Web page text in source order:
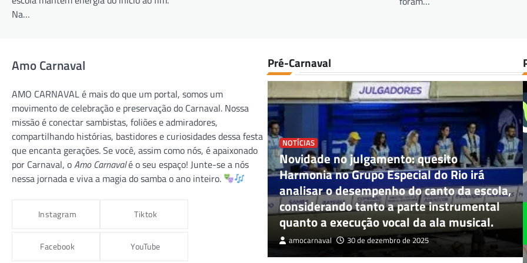
Na…
Amo Carnaval
AMO CARNAVAL é mais do que um portal, somos um
movimento de celebração e preservação do Carnaval. Nossa
missão é conectar sambistas, foliões e admiradores,
compartilhando histórias, bastidores e curiosidades dessa festa
que encanta gerações. Se você, assim como nós, é apaixonado
por Carnaval, oAmo Carnavalé o seu espaço! Junte-se a nós
nessa jornada e viva a magia do samba o ano inteiro.
Instagram Tiktok
Facebook YouTube
Pré-Carnaval
CARNAVAL 2026 CARNAVAL RJ
GRUPO ESPECIAL
VILA ISABEL
VILA ISABEL 2026 – “Macumbembê,
Samborembá: Sonhei que um Sambista
Sonhou a África”
NOTÍCIAS
Novidade no julgamento: quesito
Harmonia no Grupo Especial do Rio irá
analisar o desempenho do canto da escola,
considerando tanto a parte instrumental
quanto a execução vocal da ala musical.
amocarnaval 30 de dezembro de 2025